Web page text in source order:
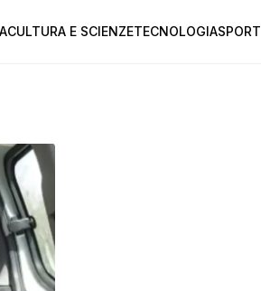
CULTURA E SCIENZETECNOLOGIASPORT